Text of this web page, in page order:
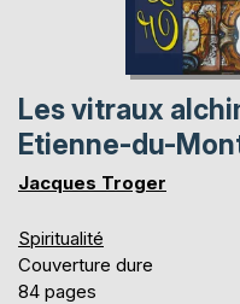
Les vitraux
Etienne-du-
Jacques Troger
Spiritualité
Couverture dure
84 pages